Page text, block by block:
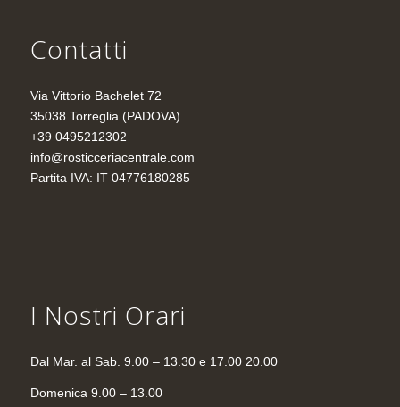
Contatti
Via Vittorio Bachelet 72
35038 Torreglia (PADOVA)
+39 0495212302
info@rosticceriacentrale.com
Partita IVA: IT 04776180285
I Nostri Orari
Dal Mar. al Sab. 9.00 – 13.30 e 17.00 20.00
Domenica 9.00 – 13.00